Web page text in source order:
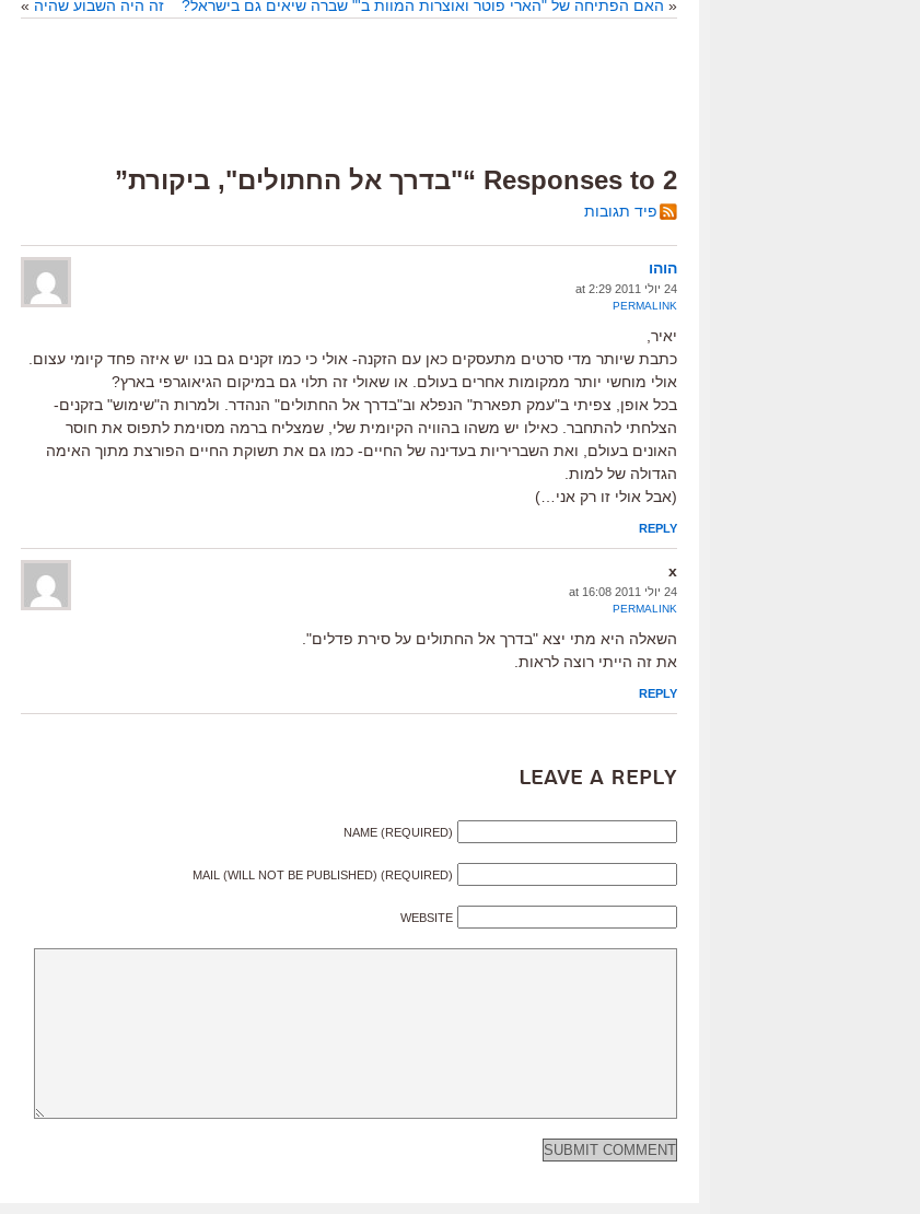
« האם הפתיחה של "הארי פוטר ואוצרות המוות ב'" שברה שיאים גם בישראל? זה היה השבוע שהיה »
2 Responses to “"בדרך אל החתולים", ביקורת”
פיד תגובות
הוהו
24 יולי 2011 at 2:29
PERMALINK
יאיר,
כתבת שיותר מדי סרטים מתעסקים כאן עם הזקנה- אולי כי כמו זקנים גם בנו יש איזה פחד קיומי עצום.
אולי מוחשי יותר ממקומות אחרים בעולם. או שאולי זה תלוי גם במיקום הגיאוגרפי בארץ?
בכל אופן, צפיתי ב"עמק תפארת" הנפלא וב"בדרך אל החתולים" הנהדר. ולמרות ה"שימוש" בזקנים-
הצלחתי להתחבר. כאילו יש משהו בהוויה הקיומית שלי, שמצליח ברמה מסוימת לתפוס את חוסר
האונים בעולם, ואת השבריריות בעדינה של החיים- כמו גם את תשוקת החיים הפורצת מתוך האימה
הגדולה של למות.
(אבל אולי זו רק אני…)
REPLY
x
24 יולי 2011 at 16:08
PERMALINK
השאלה היא מתי יצא "בדרך אל החתולים על סירת פדלים".
את זה הייתי רוצה לראות.
REPLY
Leave a Reply
NAME (REQUIRED)
MAIL (WILL NOT BE PUBLISHED) (REQUIRED)
WEBSITE